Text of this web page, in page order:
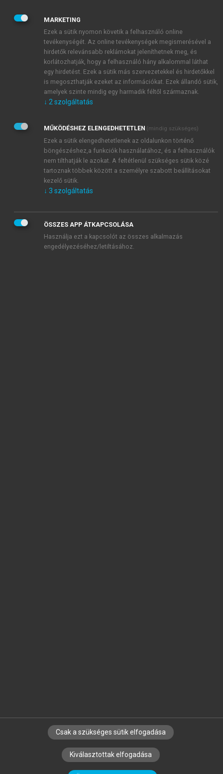
JELSZÓ
JELSZÓ ÚJRA
Kérek értesítést a MeRSZ újdonságairól, akcióiról.
Kérek értesítést az Akadémiai Kiadó Zrt. újdonságairól,
Adatkezelési tájékoztatóbanfoglaltakat tudomásul
veszem és elfogadom.
Általános vásárlási feltételeket, valamint a szotar.netés a
mersz.huoldalak licencszerződéseiben foglaltakat
tudomásul veszem és elfogadom.
KIPRÓBÁLOM
SZERZŐKNEK CÉGEKNEK KÖNYVTÁROSOKNAK
SZERKESZTÉSI ÉS LEKTORÁLÁSI ALAPELVEK
MARKETING
Ezek a sütik nyomon követik a felhasználó online
tevékenységét. Az online tevékenységek megismerésével a
hirdetők relevánsabb reklámokat jeleníthetnek meg, és
korlátozhatják, hogy a felhasználó hány alkalommal láthat
egy hirdetést. Ezek a sütik más szervezetekkel és hirdetőkkel
is megoszthatják ezeket az információkat. Ezek állandó sütik,
amelyek szinte mindig egy harmadik féltől származnak.
↓ 2 szolgáltatás
MŰKÖDÉSHEZ ELENGEDHETETLEN (mindig szükséges)
Ezek a sütik elengedhetetlenek az oldalunkon történő
böngészéshez,a funkciók használatához, és a felhasználók
nem tilthatják le azokat. A feltétlenül szükséges sütik közé
tartoznak többek között a személyre szabott beállításokat
kezelő sütik.
↓ 3 szolgáltatás
ÖSSZES APP ÁTKAPCSOLÁSA
Használja ezt a kapcsolót az összes alkalmazás
engedélyezéséhez/letiltásához.
Csak a szükséges sütik elfogadása
Kiválasztottak elfogadása